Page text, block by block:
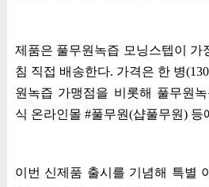
제품은 풀무원녹즙 모닝스텝이 가
침 직접 배송한다. 가격은 한 병(130
원녹즙 가맹점을 비롯해 풀무원녹
식 온라인몰 #풀무원(샵풀무원) 등
이번 신제품 출시를 기념해 특별